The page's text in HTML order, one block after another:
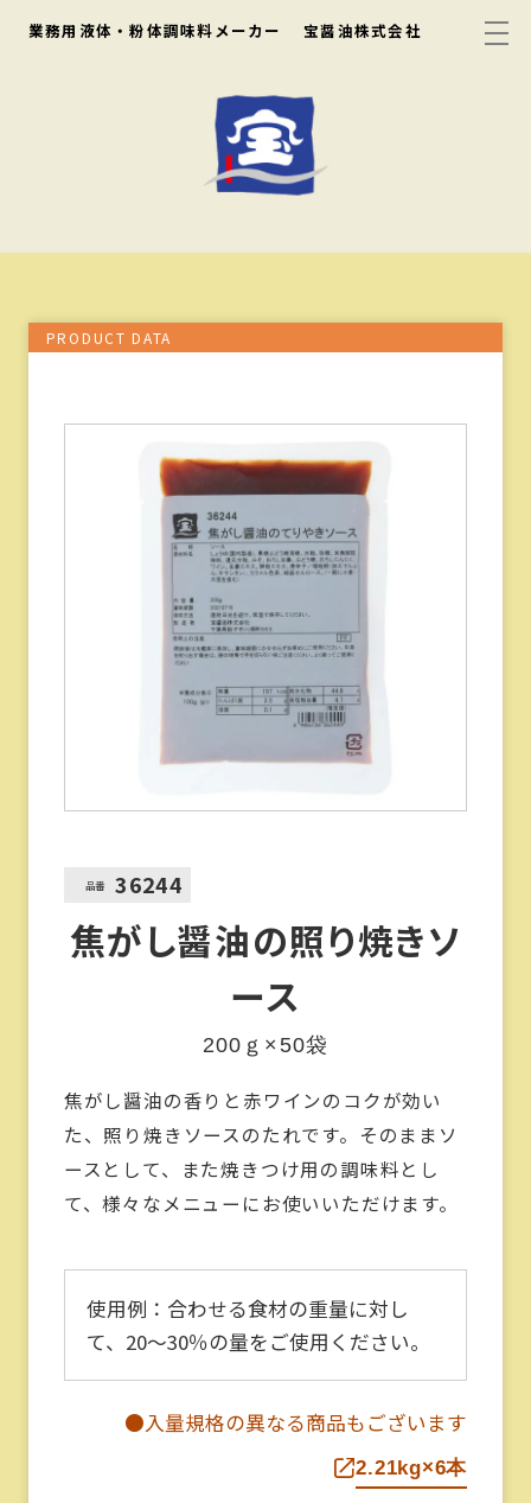
業務用液体・粉体調味料メーカー 宝醤油株式会社
PRODUCT DATA
品番 36244
焦がし醤油の照り焼きソ
ース
200ｇ×50袋
焦がし醤油の香りと赤ワインのコクが効い
た、照り焼きソースのたれです。そのままソ
ースとして、また焼きつけ用の調味料とし
て、様々なメニューにお使いいただけます。
使用例： 合わせる食材の重量に対し
て、20～30％の量をご使用ください。
●入量規格の異なる商品もございます
2.21kg×6本